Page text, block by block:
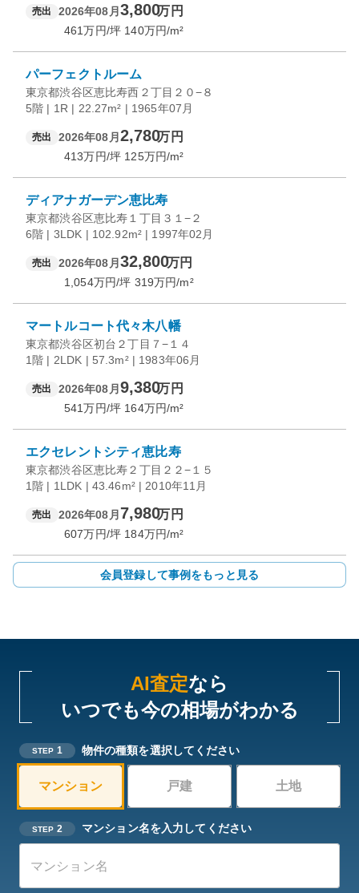
売出 2026年08月 3,800万円
461万円/坪 140万円/m²
パーフェクトルーム
東京都渋谷区恵比寿西２丁目２０−８
5階 | 1R | 22.27m² | 1965年07月
売出 2026年08月 2,780万円
413万円/坪 125万円/m²
ディアナガーデン恵比寿
東京都渋谷区恵比寿１丁目３１−２
6階 | 3LDK | 102.92m² | 1997年02月
売出 2026年08月 32,800万円
1,054万円/坪 319万円/m²
マートルコート代々木八幡
東京都渋谷区初台２丁目７−１４
1階 | 2LDK | 57.3m² | 1983年06月
売出 2026年08月 9,380万円
541万円/坪 164万円/m²
エクセレントシティ恵比寿
東京都渋谷区恵比寿２丁目２２−１５
1階 | 1LDK | 43.46m² | 2010年11月
売出 2026年08月 7,980万円
607万円/坪 184万円/m²
会員登録して事例をもっと見る
AI査定なら
いつでも今の相場がわかる
STEP 1 物件の種類を選択してください
マンション 戸建 土地
STEP 2 マンション名を入力してください